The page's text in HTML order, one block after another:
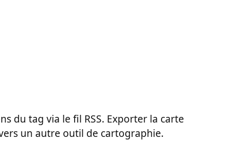
du tag via le fil RSS. Exporter la carte
un autre outil de cartographie.